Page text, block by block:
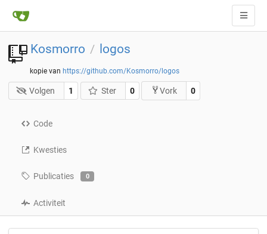
Kosmorro / logos
kopie van https://github.com/Kosmorro/logos
Volgen 1 Ster 0 Vork 0
Code
Kwesties
Publicaties 0
Activiteit